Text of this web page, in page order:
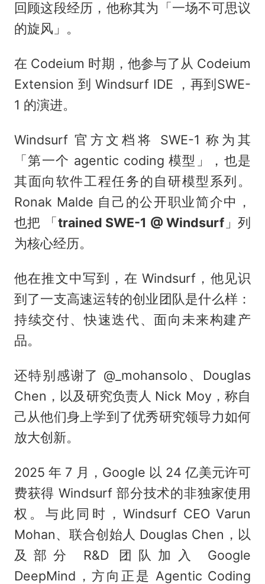
回顾这段经历，他称其为「一场不可思议
的旋风」。
在 Codeium 时期，他参与了从 Codeium
Extension 到 Windsurf IDE ，再到SWE-
1 的演进。
Windsurf 官方文档将 SWE-1 称为其
「第一个 agentic coding 模型」，也是
其面向软件工程任务的自研模型系列。
Ronak Malde 自己的公开职业简介中，
也把 「 trained SWE-1 @ Windsurf 」列
为核心经历。
他在推文中写到，在 Windsurf，他见识
到了一支高速运转的创业团队是什么样：
持续交付、快速迭代、面向未来构建产
品。
还特别感谢了 @_mohansolo、Douglas
Chen，以及研究负责人 Nick Moy，称自
己从他们身上学到了优秀研究领导力如何
放大创新。
2025 年 7 月，Google 以 24 亿美元许可
费获得 Windsurf 部分技术的非独家使用
权。与此同时，Windsurf CEO Varun
Mohan、联合创始人 Douglas Chen，以
及部分 R&D 团队加入 Google
DeepMind，方向正是 Agentic Coding